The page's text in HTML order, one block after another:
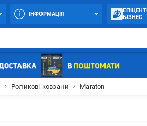
ІНФОРМАЦІЯ
БІЗНЕС
Роликові ковзани Maraton